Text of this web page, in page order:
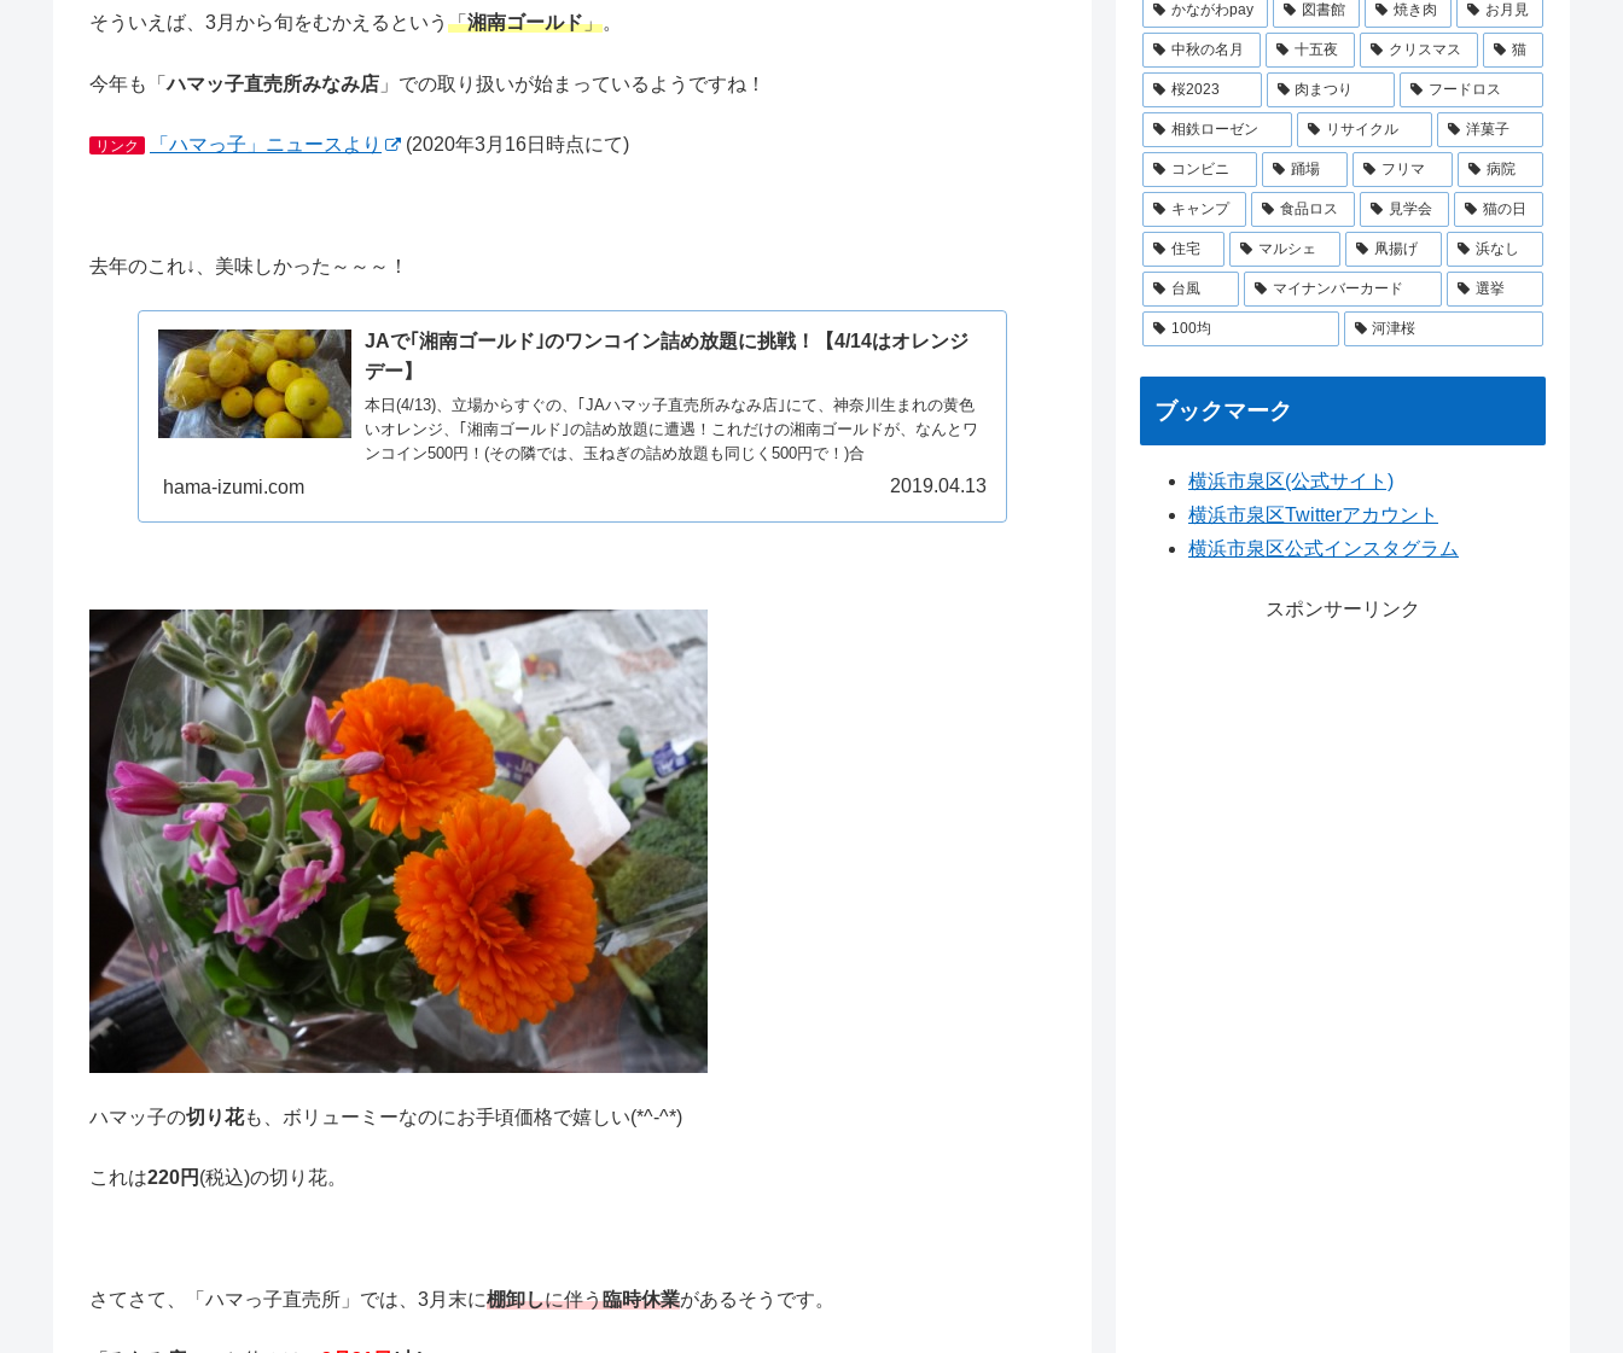
そういえば、3月から旬をむかえるという 「湘南ゴールド」。
今年も「ハマッ子直売所みなみ店 」での取り扱いが始まっているようですね！
リンク 「ハマっ子」ニュースより (2020年3月16日時点にて)
去年のこれ↓、美味しかった～～～！
JAで｢湘南ゴールド｣のワンコイン詰め放題に挑戦！【4/14はオレンジ
デー】
本日(4/13)、立場からすぐの、｢JAハマッ子直売所みなみ店｣にて、神奈川生まれの黄色
いオレンジ、｢湘南ゴールド｣の詰め放題に遭遇！これだけの湘南ゴールドが、なんとワ
ンコイン500円！(その隣では、玉ねぎの詰め放題も同じく500円で！)合
hama-izumi.com 2019.04.13
ハマッ子の切り花も、ボリューミーなのにお手頃価格で嬉しい(*^-^*)
これは220円 (税込)の切り花。
さてさて、「ハマっ子直売所」では、3月末に棚卸しに伴う臨時休業があるそうです。
かながわpay 図書館 焼き肉 お月見
中秋の名月 十五夜 クリスマス 猫
桜2023 肉まつり フードロス
相鉄ローゼン リサイクル 洋菓子
コンビニ 踊場 フリマ 病院
キャンプ 食品ロス 見学会 猫の日
住宅 マルシェ 凧揚げ 浜なし
台風 マイナンバーカード 選挙
100均 河津桜
ブックマーク
横浜市泉区(公式サイト)
横浜市泉区Twitterアカウント
横浜市泉区公式インスタグラム
スポンサーリンク